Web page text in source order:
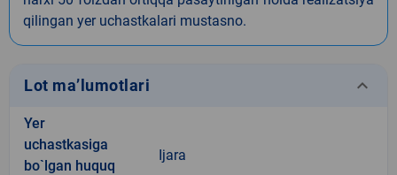
qilingan yer uchastkalari mustasno.
Lot ma’lumotlari keyboard_arrow_down
Yer
uchastkasiga
bo`lgan huquq
Ijara